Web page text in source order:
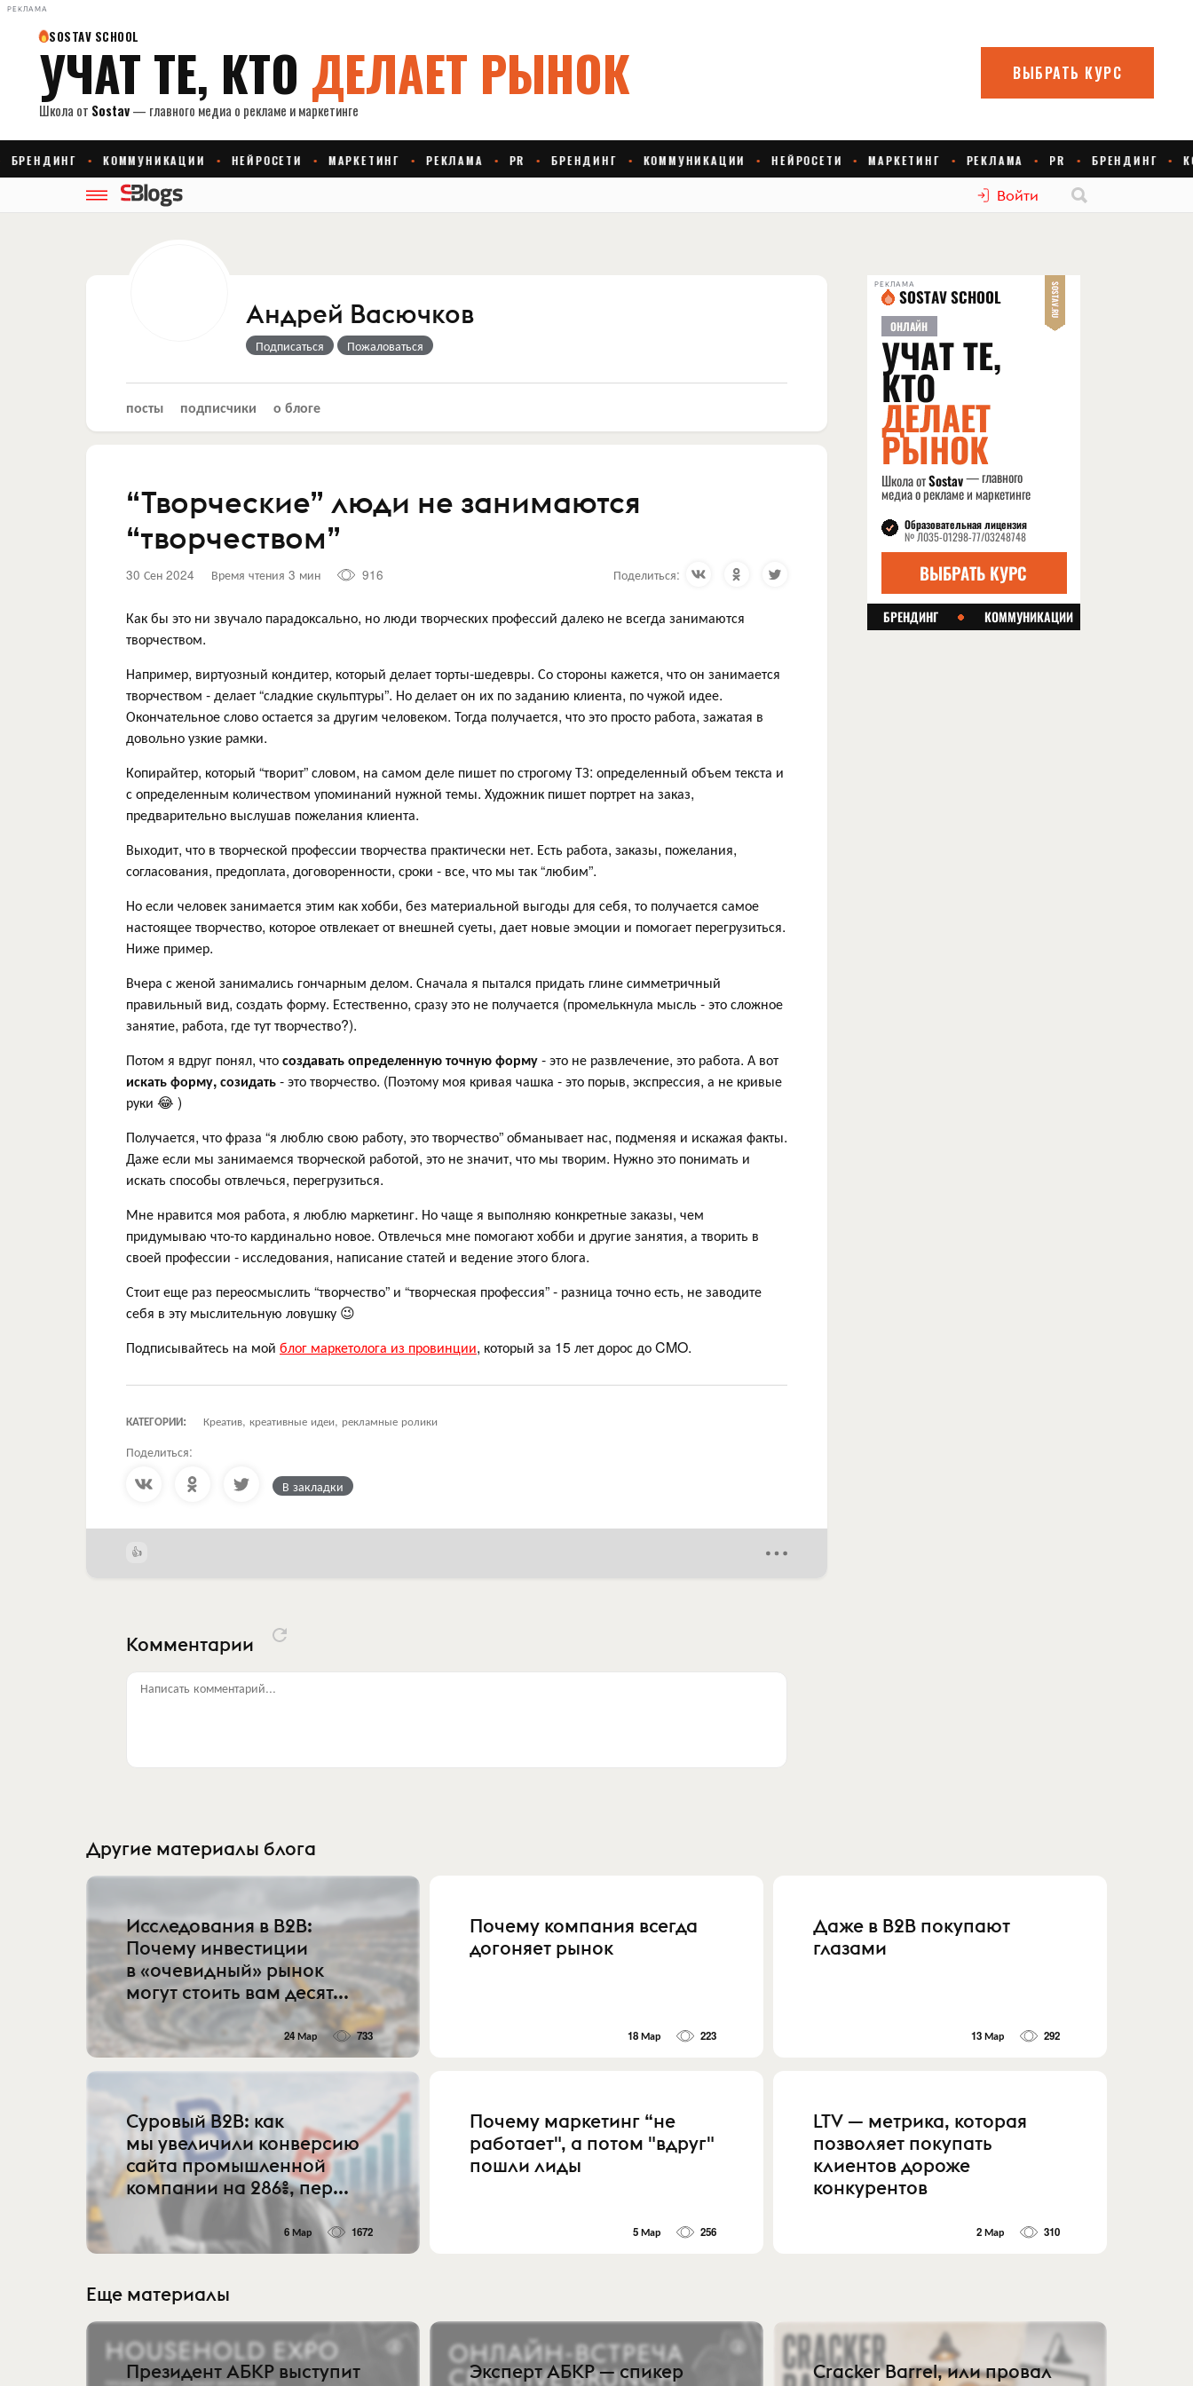
РЕКЛАМА
Войти
Андрей Васючков
Подписаться Пожаловаться
посты подписчики о блоге
“Творческие” люди не занимаются
“творчеством”
30 Сен 2024 Время чтения 3 мин 916 Поделиться:
Как бы это ни звучало парадоксально, но люди творческих профессий далеко не всегда занимаются
творчеством.
Например, виртуозный кондитер, который делает торты-шедевры. Со стороны кажется, что он занимается
творчеством - делает “сладкие скульптуры”. Но делает он их по заданию клиента, по чужой идее.
Окончательное слово остается за другим человеком. Тогда получается, что это просто работа, зажатая в
довольно узкие рамки.
Копирайтер, который “творит” словом, на самом деле пишет по строгому ТЗ: определенный объем текста и
с определенным количеством упоминаний нужной темы. Художник пишет портрет на заказ,
предварительно выслушав пожелания клиента.
Выходит, что в творческой профессии творчества практически нет. Есть работа, заказы, пожелания,
согласования, предоплата, договоренности, сроки - все, что мы так “любим”.
Но если человек занимается этим как хобби, без материальной выгоды для себя, то получается самое
настоящее творчество, которое отвлекает от внешней суеты, дает новые эмоции и помогает перегрузиться.
Ниже пример.
Вчера с женой занимались гончарным делом. Сначала я пытался придать глине симметричный
правильный вид, создать форму. Естественно, сразу это не получается (промелькнула мысль - это сложное
занятие, работа, где тут творчество?).
Потом я вдруг понял, чтосоздавать определенную точную форму- это не развлечение, это работа. А вот
искать форму, созидать- это творчество. (Поэтому моя кривая чашка - это порыв, экспрессия, а не кривые
руки 😂 )
Получается, что фраза “я люблю свою работу, это творчество” обманывает нас, подменяя и искажая факты.
Даже если мы занимаемся творческой работой, это не значит, что мы творим. Нужно это понимать и
искать способы отвлечься, перегрузиться.
Мне нравится моя работа, я люблю маркетинг. Но чаще я выполняю конкретные заказы, чем
придумываю что-то кардинально новое. Отвлечься мне помогают хобби и другие занятия, а творить в
своей профессии - исследования, написание статей и ведение этого блога.
Стоит еще раз переосмыслить “творчество” и “творческая профессия” - разница точно есть, не заводите
себя в эту мыслительную ловушку 😉
Подписывайтесь на мой блог маркетолога из провинции, который за 15 лет дорос до CMO.
КАТЕГОРИИ: Креатив, креативные идеи, рекламные ролики
Поделиться:
В закладки
Комментарии
Написать комментарий...
РЕКЛАМА
Другие материалы блога
Исследования в B2B:
Почему инвестиции
в «очевидный» рынок
могут стоить вам десят...
24 Мар 733
Почему компания всегда
догоняет рынок
18 Мар 223
Даже в B2B покупают
глазами
13 Мар 292
Суровый B2B: как
мы увеличили конверсию
сайта промышленной
компании на 286%, пер...
6 Мар 1672
Почему маркетинг “не
работает", а потом "вдруг"
пошли лиды
5 Мар 256
LTV — метрика, которая
позволяет покупать
клиентов дороже
конкурентов
2 Мар 310
Еще материалы
Президент АБКР выступит
Эксперт АБКР — спикер
Cracker Barrel, или провал